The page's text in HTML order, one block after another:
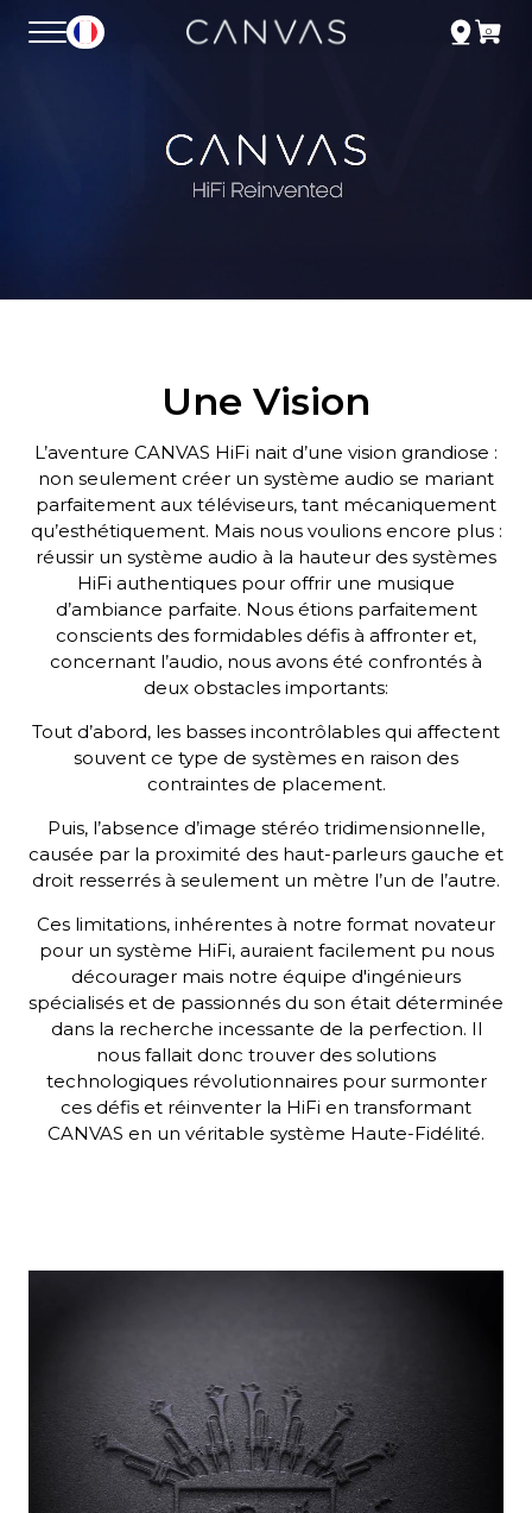
Une Vision
L’aventure CANVAS HiFi nait d’une vision grandiose :
non seulement créer un système audio se mariant
parfaitement aux téléviseurs, tant mécaniquement
qu’esthétiquement. Mais nous voulions encore plus :
réussir un système audio à la hauteur des systèmes
HiFi authentiques pour offrir une musique
d’ambiance parfaite. Nous étions parfaitement
conscients des formidables défis à affronter et,
concernant l’audio, nous avons été confrontés à
deux obstacles importants:
Tout d’abord, les basses incontrôlables qui affectent
souvent ce type de systèmes en raison des
contraintes de placement.
Puis, l’absence d’image stéréo tridimensionnelle,
causée par la proximité des haut-parleurs gauche et
droit resserrés à seulement un mètre l’un de l’autre.
Ces limitations, inhérentes à notre format novateur
pour un système HiFi, auraient facilement pu nous
décourager mais notre équipe d'ingénieurs
spécialisés et de passionnés du son était déterminée
dans la recherche incessante de la perfection. Il
nous fallait donc trouver des solutions
technologiques révolutionnaires pour surmonter
ces défis et réinventer la HiFi en transformant
CANVAS en un véritable système Haute-Fidélité.